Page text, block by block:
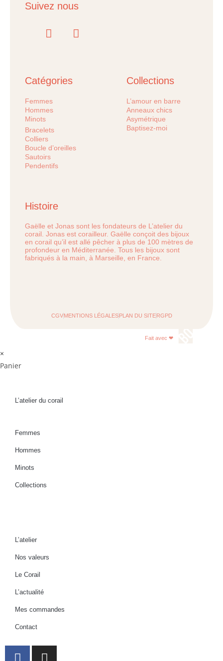
Suivez nous
Catégories
Femmes
Hommes
Minots
Bracelets
Colliers
Boucle d’oreilles
Sautoirs
Pendentifs
Collections
L’amour en barre
Anneaux chics
Asymétrique
Baptisez-moi
Histoire
Gaëlle et Jonas sont les fondateurs de L’atelier du
corail. Jonas est corailleur. Gaëlle conçoit des bijoux
en corail qu’il est allé pêcher à plus de 100 mètres de
profondeur en Méditerranée. Tous les bijoux sont
fabriqués à la main, à Marseille, en France.
CGV MENTIONS LÉGALES PLAN DU SITE RGPD
Fait avec ❤
×
Panier
L’atelier du corail
Femmes
Hommes
Minots
Collections
L’atelier
Nos valeurs
Le Corail
L’actualité
Mes commandes
Contact